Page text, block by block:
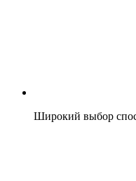
Широкий выбор